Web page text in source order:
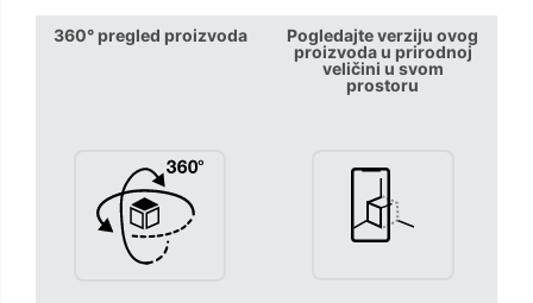
360° pregled proizvoda
Pogledajte verziju ovog
proizvoda u prirodnoj
veličini u svom
prostoru